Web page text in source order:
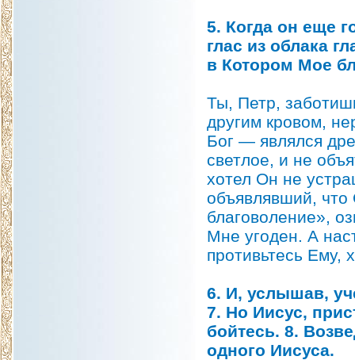
5. Когда он еще
глас из облака
в Котором Мое
Ты, Петр,
другим кровом,
Бог — являлся
светлое, и не
хотел Он не
объявлявший,
благоволение»,
Мне угоден. А
противьтесь Ему,
6. И, услышав,
7. Но Иисус,
бойтесь. 8.
одного Иисуса.